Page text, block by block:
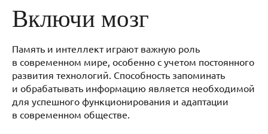
Включи мозг
Память и интеллект играют важную роль
в современном мире, особенно с учетом постоянного
развития технологий. Способность запоминать
и обрабатывать информацию является необходимой
для успешного функционирования и адаптации
в современном обществе.